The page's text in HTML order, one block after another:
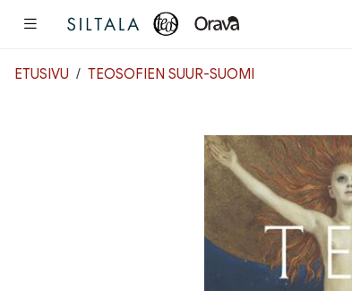
ETUSIVU TEOSOFIEN SUUR-SUOMI